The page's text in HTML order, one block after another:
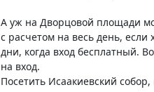
А уж на Дворцовой площади
с расчетом на весь день,
дни, когда вход бесплатный.
на вход.
Посетить Исаакиевский